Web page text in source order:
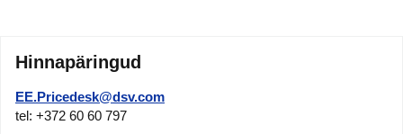
Hinnapäringud
EE.Pricedesk@dsv.com
tel: +372 60 60 797